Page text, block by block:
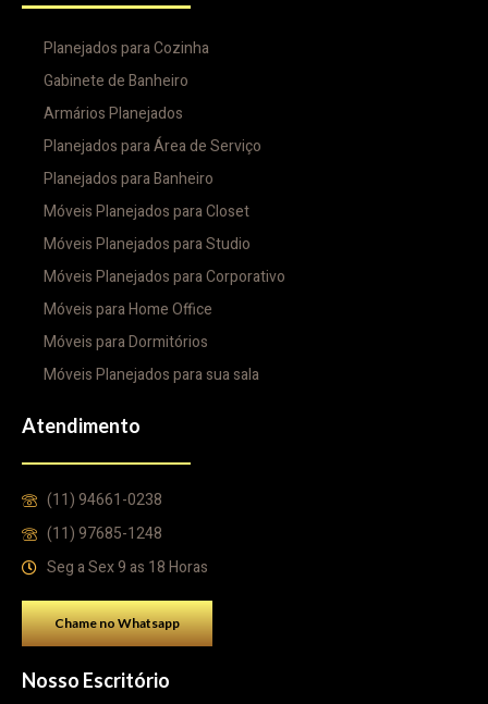
Planejados para Cozinha
Gabinete de Banheiro
Armários Planejados
Planejados para Área de Serviço
Planejados para Banheiro
Móveis Planejados para Closet
Móveis Planejados para Studio
Móveis Planejados para Corporativo
Móveis para Home Office
Móveis para Dormitórios
Móveis Planejados para sua sala
Atendimento
(11) 94661-0238
(11) 97685-1248
Seg a Sex 9 as 18 Horas
Chame no Whatsapp
Nosso Escritório